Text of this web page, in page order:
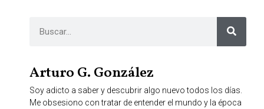
Arturo G. González
Soy adicto a saber y descubrir algo nuevo todos los días.
Me obsesiono con tratar de entender el mundo y la época